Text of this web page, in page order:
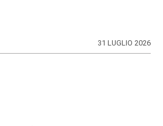
31 LUGLIO 2026